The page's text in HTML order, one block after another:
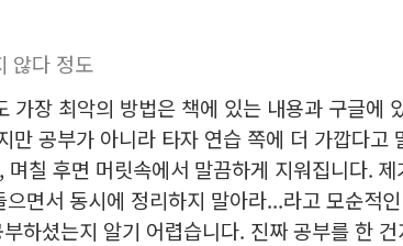
않다 정도
가장 최악의 방법은 책에 있는 내용과 구글에
만 공부가 아니라 타자 연습 쪽에 더 가깝다고
칠 후면 머릿속에서 말끔하게 지워집니다. 제
면서 동시에 정리하지 말아라...라고 모순적
하셨는지 알기 어렵습니다. 진짜 공부를 한